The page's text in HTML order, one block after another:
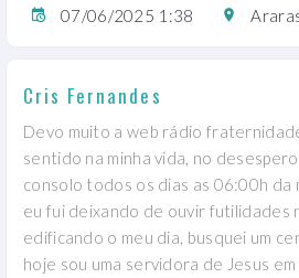
07/06/2025 1:38
Cris Fernandes
Devo muito a web rádio
sentido na minha vida, no
consolo todos os dias as 06:00h da
eu fui deixando de ouvir futilidades
edificando o meu dia, busquei um
hoje sou uma servidora de Jesus em